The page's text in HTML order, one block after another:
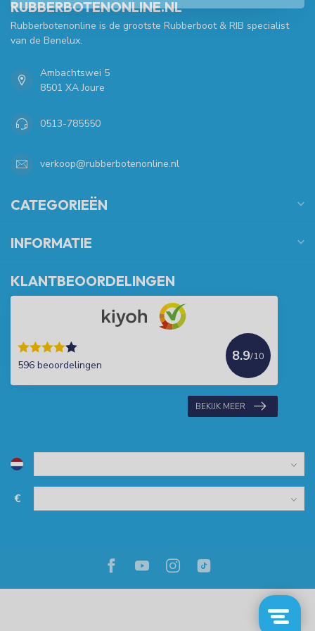
RUBBERBOTENONLINE.NL
Rubberbotenonline is de grootste Rubberboot & RIB specialist
van de Benelux.
Ambachtswei 5
8501 XA Joure
0513-785550
verkoop@rubberbotenonline.nl
CATEGORIEËN
INFORMATIE
KLANTBEOORDELINGEN
596 beoordelingen
8.9/10
BEKIJK MEER
€